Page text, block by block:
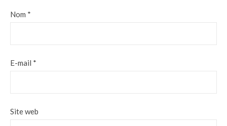
Nom *
E-mail *
Site web